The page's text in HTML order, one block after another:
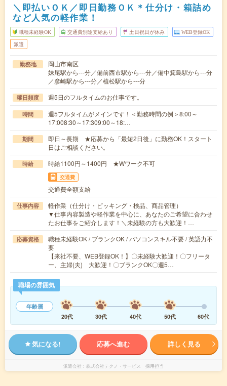
＼即払いＯＫ／即日勤務ＯＫ＊仕分け・箱詰め
など人気の軽作業！
職種未経験OK 交通費別途支給あり 土日祝日が休み WEB登録OK
派遣
勤務地
岡山市南区
妹尾駅から---分／備前西市駅から---分／備中箕島駅から---分
／彦崎駅から---分／植松駅から---分
曜日頻度 週5日のフルタイムのお仕事です。
時間
週5フルタイムがメインです！＜勤務時間の例＞8:00～
17:008:30～17:309:00～18:…
期間
即日～長期 ★応募から「最短2日後」に勤務OK！スタート
日はご相談ください。
時給 時給1100円～1400円 ★Wワーク不可
交通費
交通費全額支給
仕事内容
軽作業（仕分け・ピッキング・検品、商品管理）
▼仕事内容製造や軽作業を中心に、あなたのご希望に合わせ
たお仕事をご紹介します！＼未経験の方も大歓迎！…
応募資格
職種未経験OK / ブランクOK / パソコンスキル不要 / 英語力不
要
【来社不要、WEB登録OK！】〇未経験大歓迎！〇フリータ
ー、主婦(夫) 大歓迎！〇ブランクOK〇週5…
職場の雰囲気
年齢層
20代
30代 40代 50代 60代
気になる! 応募へ進む 詳しく見る
派遣会社 株式会社テクノ・サービス 採用担当